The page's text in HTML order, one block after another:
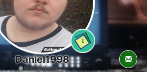
1
Daniel1998
Mucho tiempo